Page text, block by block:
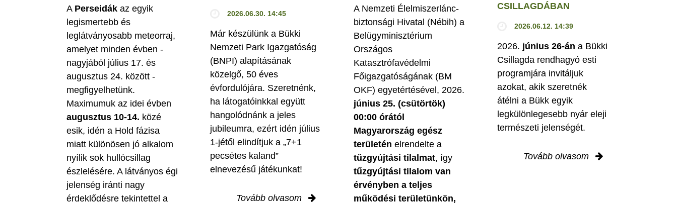
A Perseidák az egyik
legismertebb és
leglátványosabb meteorraj,
amelyet minden évben -
nagyjából július 17. és
augusztus 24. között -
megfigyelhetünk.
Maximumuk az idei évben
augusztus 10-14. közé
esik, idén a Hold fázisa
miatt különösen jó alkalom
nyílik sok hullócsillag
észlelésére. A látványos égi
jelenség iránti nagy
érdeklődésre tekintettel a
2026.06.30. 14:45
Már készülünk a Bükki
Nemzeti Park Igazgatóság
(BNPI) alapításának
közelgő, 50 éves
évfordulójára. Szeretnénk,
ha látogatóinkkal együtt
hangolódnánk a jeles
jubileumra, ezért idén július
1-jétől elindítjuk a „7+1
pecsétes kaland”
elnevezésű játékunkat!
Tovább olvasom
A Nemzeti Élelmiszerlánc-
biztonsági Hivatal (Nébih) a
Belügyminisztérium
Országos
Katasztrófavédelmi
Főigazgatóságának (BM
OKF) egyetértésével, 2026.
június 25. (csütörtök)
00:00 órától
Magyarország egész
területén elrendelte a
tűzgyújtási tilalmat, így
tűzgyújtási tilalom van
érvényben a teljes
működési területünkön,
CSILLAGDÁBAN
2026.06.12. 14:39
2026. június 26-án a Bükki
Csillagda rendhagyó esti
programjára invitáljuk
azokat, akik szeretnék
átélni a Bükk egyik
legkülönlegesebb nyár eleji
természeti jelenségét.
Tovább olvasom